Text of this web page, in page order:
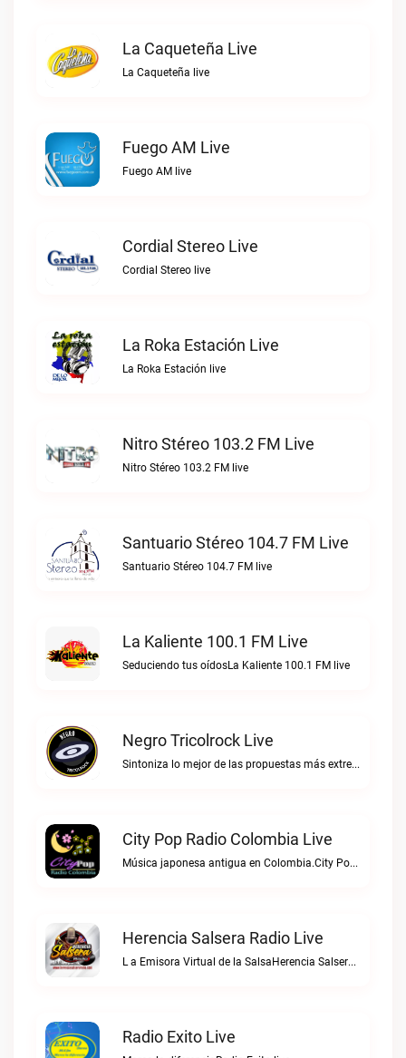
La Caqueteña Live
La Caqueteña live
Fuego AM Live
Fuego AM live
Cordial Stereo Live
Cordial Stereo live
La Roka Estación Live
La Roka Estación live
Nitro Stéreo 103.2 FM Live
Nitro Stéreo 103.2 FM live
Santuario Stéreo 104.7 FM Live
Santuario Stéreo 104.7 FM live
La Kaliente 100.1 FM Live
Seduciendo tus oídosLa Kaliente 100.1 FM live
Negro Tricolrock Live
Sintoniza lo mejor de las propuestas más extremas y virtuosas del metal colombianoNegro Tricolrock live
City Pop Radio Colombia Live
Música japonesa antigua en Colombia.City Pop Radio Colombia live
Herencia Salsera Radio Live
L a Emisora Virtual de la SalsaHerencia Salsera Radio live
Radio Exito Live